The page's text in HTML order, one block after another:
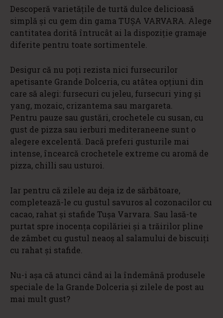
Descoperă varietățile de turtă dulce delicioasă
simplă și cu gem din gama TUȘA VARVARA. Alege
cantitatea dorită întrucât ai la dispoziție gramaje
diferite pentru toate sortimentele.
Desigur că nu poți rezista nici fursecurilor
apetisante Grande Dolceria, cu atâtea opțiuni din
care să alegi: fursecuri cu jeleu, fursecuri ying și
yang, mozaic, crizantema sau margareta.
Pentru pauze sau gustări, crochetele cu susan, cu
gust de pizza sau ierburi mediteraneene sunt o
alegere excelentă. Dacă preferi gusturile mai
intense, încearcă crochetele extreme cu aromă de
pizza, chilli sau usturoi.
Iar pentru că zilele au deja iz de sărbătoare,
completează-le cu gustul savuros al cozonacilor cu
cacao, rahat și stafide Tușa Varvara. Sau lasă-te
purtat spre inocența copilăriei și a trăirilor pline
de zâmbet cu gustul neaoș al salamului de biscuiți
cu rahat și stafide.
Nu-i așa că atunci când ai la îndemână produsele
speciale de la Grande Dolceria și zilele de post au
mai mult gust?